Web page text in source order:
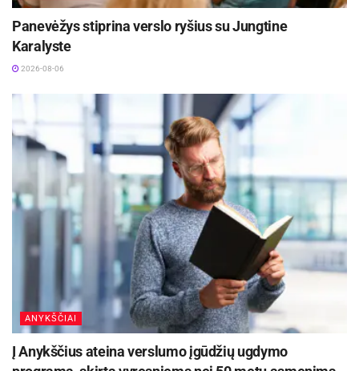
Panevėžys stiprina verslo ryšius su Jungtine
Karalyste
2026-08-06
ANYKŠČIAI
Į Anykščius ateina verslumo įgūdžių ugdymo